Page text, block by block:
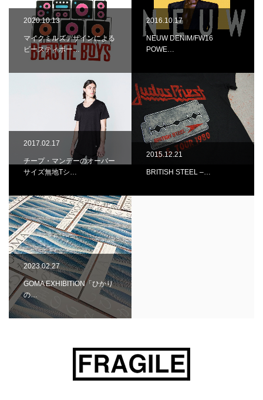
2020.10.13
マイクミルズデザインによる
ビースティボー…
2016.10.17
NEUW DENIM/FW16
POWE…
2017.02.17
チープ・マンデーのオーバー
サイズ無地Tシ…
2015.12.21
BRITISH STEEL –…
2023.02.27
GOMA EXHIBITION「ひかり
の…